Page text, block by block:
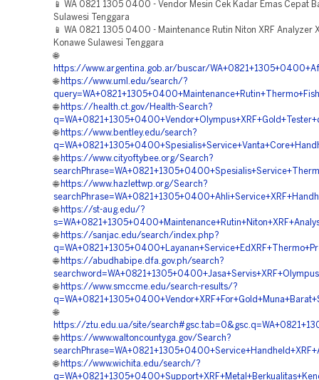
📱 WA 0821 1305 0400 - Vendor Mesin Cek Kadar Emas Cepat
Sulawesi Tenggara
📱 WA 0821 1305 0400 - Maintenance Rutin Niton XRF Analyzer
Konawe Sulawesi Tenggara
🌐
https://www.argentina.gob.ar/buscar/
🌐 https://www.uml.edu/search/?
🌐 https://health.ct.gov/Health-Search?
🌐 https://www.bentley.edu/search?
🌐 https://www.cityoftybee.org/Search?
🌐 https://www.hazlettwp.org/Search?
🌐 https://st-aug.edu/?
🌐 https://sanjac.edu/search/index.php?
🌐 https://abudhabipe.dfa.gov.ph/search?
🌐 https://www.smccme.edu/search-results/?
🌐
https://ztu.edu.ua/site/
🌐 https://www.waltoncountyga.gov/Search?
🌐 https://www.wichita.edu/search/?